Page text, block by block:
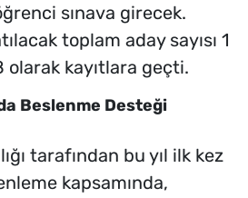
sınava girecek.
toplam aday sayısı 1
kayıtlara geçti.
Beslenme Desteği
tarafından bu yıl ilk kez
kapsamında,